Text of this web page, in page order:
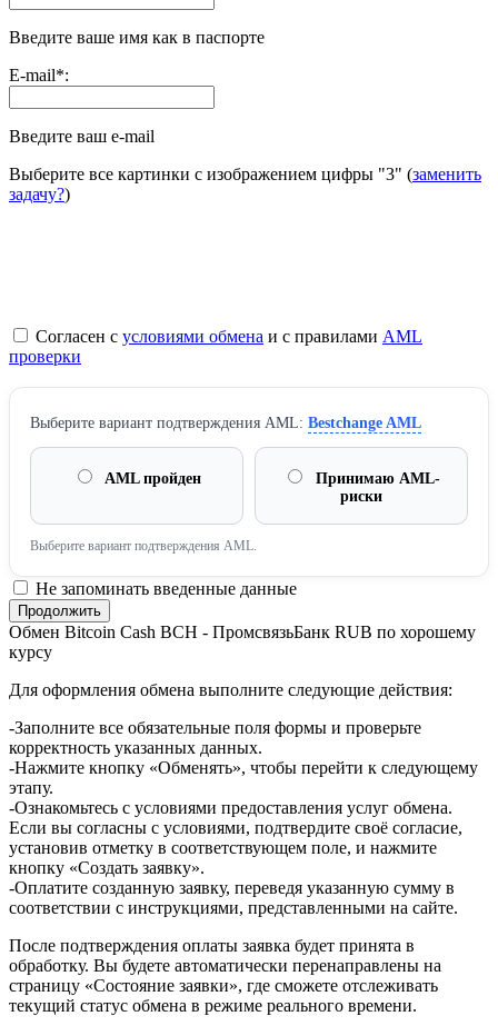
Введите ваше имя как в паспорте
E-mail*:
Введите ваш e-mail
Выберите все картинки с изображением цифры "3" (заменить
задачу?)
Согласен с условиями обмена и с правилами AML
проверки
Выберите вариант подтверждения AML: Bestchange AML
AML пройден
Принимаю AML-
риски
Выберите вариант подтверждения AML.
Не запоминать введенные данные
Обмен Bitcoin Cash BCH - ПромсвязьБанк RUB по хорошему
курсу
Для оформления обмена выполните следующие действия:
-Заполните все обязательные поля формы и проверьте
корректность указанных данных.
-Нажмите кнопку «Обменять», чтобы перейти к следующему
этапу.
-Ознакомьтесь с условиями предоставления услуг обмена.
Если вы согласны с условиями, подтвердите своё согласие,
установив отметку в соответствующем поле, и нажмите
кнопку «Создать заявку».
-Оплатите созданную заявку, переведя указанную сумму в
соответствии с инструкциями, представленными на сайте.
После подтверждения оплаты заявка будет принята в
обработку. Вы будете автоматически перенаправлены на
страницу «Состояние заявки», где сможете отслеживать
текущий статус обмена в режиме реального времени.